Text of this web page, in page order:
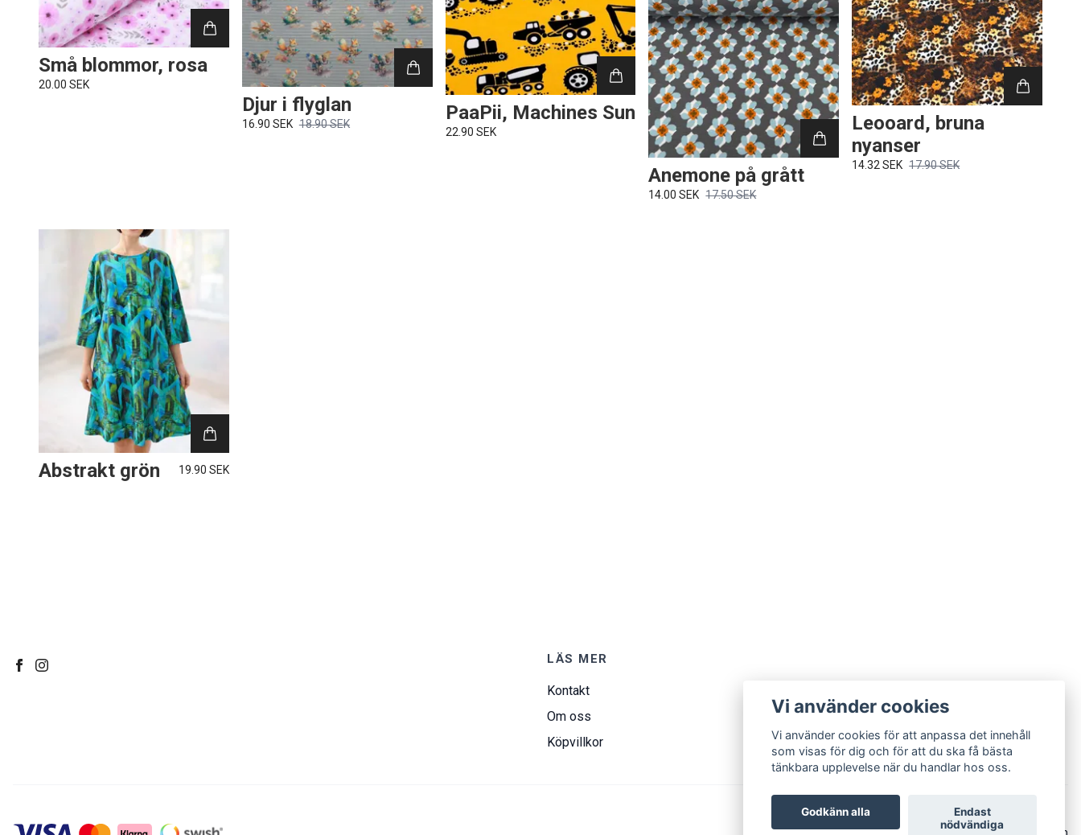
Små blommor, rosa
20.00 SEK
Djur i flyglan
16.90 SEK 18.90 SEK
PaaPii, Machines Sun
22.90 SEK
Anemone på grått
14.00 SEK 17.50 SEK
Leooard, bruna
nyanser
14.32 SEK 17.90 SEK
Abstrakt grön 19.90 SEK
LÄS MER
Kontakt
Om oss
Köpvillkor
Vi använder cookies
Vi använder cookies för att anpassa det innehåll
som visas för dig och för att du ska få bästa
tänkbara upplevelse när du handlar hos oss.
Godkänn alla
Endast
nödvändiga